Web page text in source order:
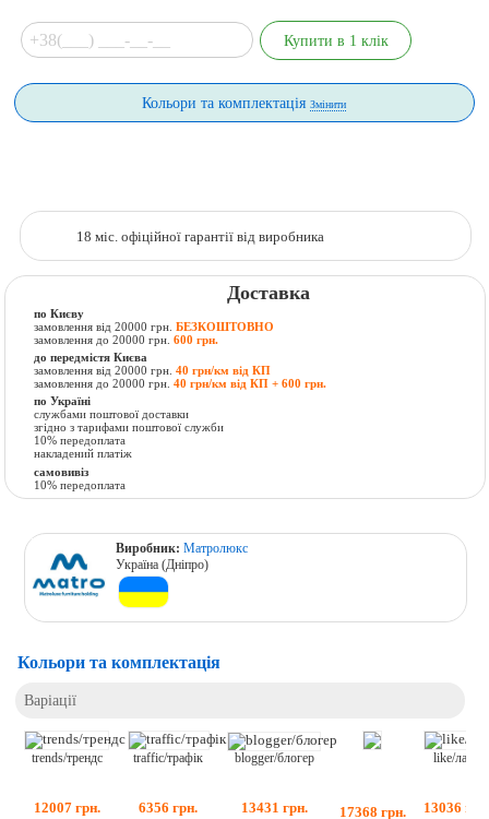
Кольори та комплектаціяЗмінити
18 міс. офіційної гарантії від виробника
Доставка
по Києву
замовлення від 20000 грн.БЕЗКОШТОВНО
замовлення до 20000 грн.600 грн.
до передмістя Києва
замовлення від 20000 грн.40 грн/км від КП
замовлення до 20000 грн.40 грн/км від КП + 600 грн.
по Україні
службами поштової доставки
згідно з тарифами поштової служби
10% передоплата
накладений платіж
самовивіз
10% передоплата
Виробник:Матролюкс
Україна (Дніпро)
Кольори та комплектація
Варіації
trends/трендс
12007 грн.
traffic/трафік
6356 грн.
blogger/блогер
13431 грн. 17368 грн.
like/лайк
13036